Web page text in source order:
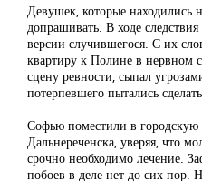
Девушек, которые находились
допрашивать. В ходе
версии случившегося. С их
квартиру к Полине в нервном
сцену ревности, сыпал
потерпевшего пытались
Софью поместили в городскую
Дальнереченска, уверяя, что
срочно необходимо лечение.
побоев в деле нет до сих пор.